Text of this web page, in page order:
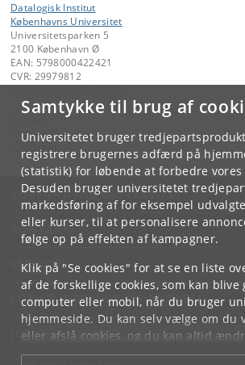
Samtykke til brug af
Universitetet bruger
registrere brugernes adfærd på
(statistik) for løbende at forbedre vores
Desuden bruger universitetet
markedsføring af for eksempel
eller kurser, til at personalisere
følge op på effekten af kampagner.
Klik på "Se cookies" for at se en liste
af de forskellige cookies, som kan blive
computer eller mobil, når du bruger
hjemmeside. Du kan selv vælge om du
eller afslå cookies, og du kan altid
underCookie- og privatlivspolitiksom
Datalogisk Institut
Københavns Universitet
Universitetsparken 5
2100 København Ø
EAN: 5798000422421
CVR: 29979812
Datalogisk Institut
KØBENHAVNS UNIVERSITET
KONTAKT
SERVICES
FOR STUDERENDE OG ANSATTE
JOB OG KARRIERE